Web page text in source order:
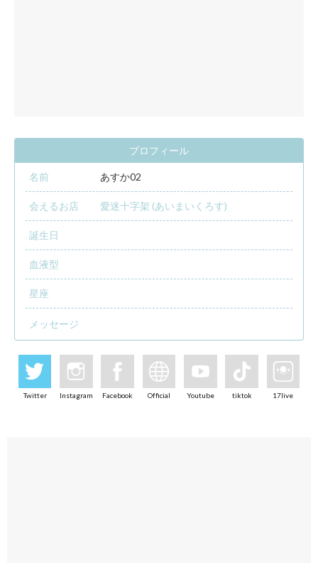
プロフィール
名前 あすか02
会えるお店 愛迷十字架 (あいまいくろす)
誕生日
血液型
星座
メッセージ
Twitter Instagram Facebook Official Youtube tiktok 17live